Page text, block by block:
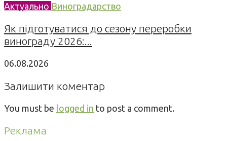
Актуально Виноградарство
Як підготуватися до сезону переробки
винограду 2026:...
06.08.2026
Залишити коментар
You must be logged in to post a comment.
Реклама